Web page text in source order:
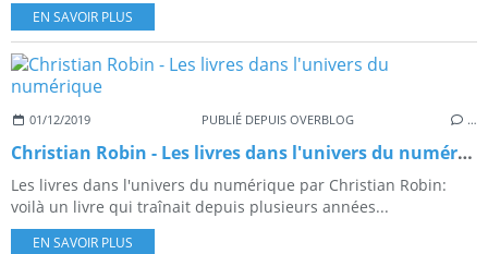
EN SAVOIR PLUS
01/12/2019 PUBLIÉ DEPUIS OVERBLOG …
Christian Robin - Les livres dans l'univers du numérique
Les livres dans l'univers du numérique par Christian Robin:
voilà un livre qui traînait depuis plusieurs années...
EN SAVOIR PLUS